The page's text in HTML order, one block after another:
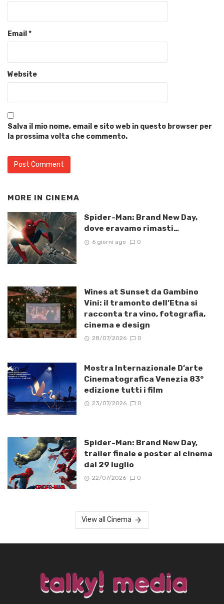
Email *
Website
Salva il mio nome, email e sito web in questo browser per
la prossima volta che commento.
MORE IN CINEMA
Spider-Man: Brand New Day,
dove eravamo rimasti…
6 giorni ago 0
Wines at Sunset da Gambino
Vini: il tramonto dell’Etna si
racconta tra vino, fotografia,
cinema e design
28/07/2026 0
Mostra Internazionale D’arte
Cinematografica Venezia 83°
edizione tutti i film
23/07/2026 0
Spider-Man: Brand New Day,
trailer finale e poster al cinema
dal 29 luglio
22/07/2026 0
View all Cinema